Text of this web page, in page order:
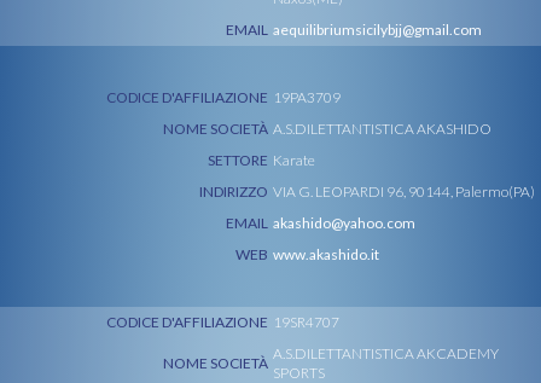
EMAIL aequilibriumsicilybjj@gmail.com
CODICE D'AFFILIAZIONE 19PA3709
NOME SOCIETÀ A.S.DILETTANTISTICA AKASHIDO
SETTORE Karate
INDIRIZZO VIA G. LEOPARDI 96, 90144, Palermo(PA)
EMAIL akashido@yahoo.com
WEB www.akashido.it
CODICE D'AFFILIAZIONE 19SR4707
NOME SOCIETÀ
A.S.DILETTANTISTICA AKCADEMY
SPORTS